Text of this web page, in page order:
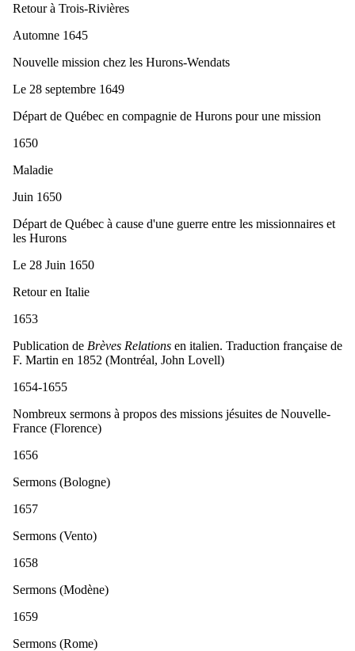
Retour à Trois-Rivières
Automne 1645
Nouvelle mission chez les Hurons-Wendats
Le 28 septembre 1649
Départ de Québec en compagnie de Hurons pour une mission
1650
Maladie
Juin 1650
Départ de Québec à cause d'une guerre entre les missionnaires et
les Hurons
Le 28 Juin 1650
Retour en Italie
1653
Publication de Brèves Relations en italien. Traduction française de
F. Martin en 1852 (Montréal, John Lovell)
1654-1655
Nombreux sermons à propos des missions jésuites de Nouvelle-
France (Florence)
1656
Sermons (Bologne)
1657
Sermons (Vento)
1658
Sermons (Modène)
1659
Sermons (Rome)